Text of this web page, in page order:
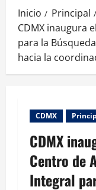
Inicio
Principal
CDMX inaugura
para la
hacia la
CDMX
CDMX
Centro de
Integral